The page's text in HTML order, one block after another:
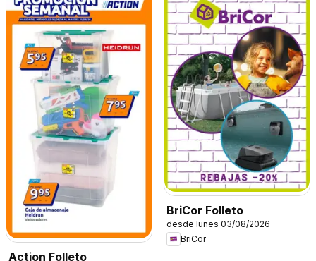
Action Folleto
BriCor Folleto
desde lunes 03/08/2026
BriCor